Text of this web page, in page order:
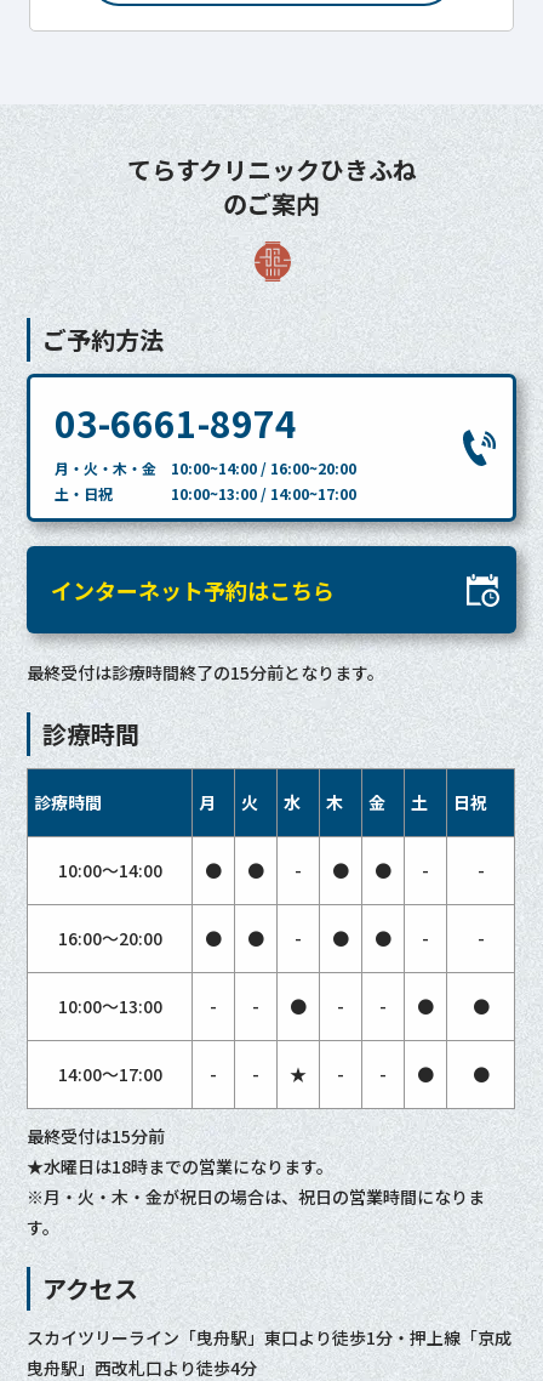
てらすクリニックひきふね
のご案内
ご予約方法
03-6661-8974
月・火・木・金 10:00~14:00 / 16:00~20:00
土・日祝 10:00~13:00 / 14:00~17:00
インターネット予約はこちら
最終受付は診療時間終了の15分前となります。
診療時間
診療時間 月 火 水 木 金 土 日祝
10:00〜14:00 ● ● - ● ● - -
16:00〜20:00 ● ● - ● ● - -
10:00〜13:00 - - ● - - ● ●
14:00〜17:00 - - ★ - - ● ●
最終受付は15分前
★水曜日は18時までの営業になります。
※月・火・木・金が祝日の場合は、祝日の営業時間になりま
す。
アクセス
スカイツリーライン「曳舟駅」東口より徒歩1分・押上線「京成
曳舟駅」西改札口より徒歩4分